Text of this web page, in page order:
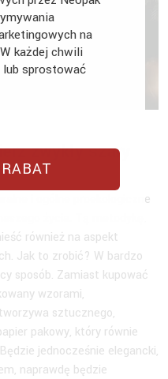
zwykły szary
i ogólne proekologiczne
życia. Tą metodykę,
również na aspekt
Jak to zrobić? W bardzo
sposób. Zamiast kupować
wzorami,
sztucznego,
pakowy, który równie
jednocześnie elegancki,
naprawdę będzie
na
każdej chwili
sprostować